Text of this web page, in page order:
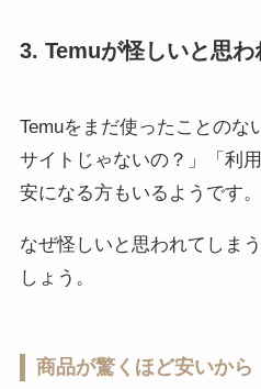
3. Temuが怪しいと思わ
Temuをまだ使ったことのな
サイトじゃないの？」「利
安になる方もいるようです。
なぜ怪しいと思われてしま
しょう。
商品が驚くほど安いから